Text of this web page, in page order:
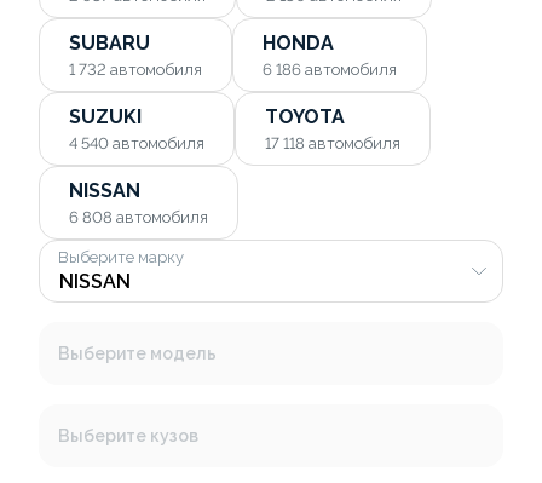
SUBARU
1 732 автомобиля
HONDA
6 186 автомобиля
SUZUKI
4 540 автомобиля
TOYOTA
17 118 автомобиля
NISSAN
6 808 автомобиля
Выберите марку
Выберите модель
Выберите кузов